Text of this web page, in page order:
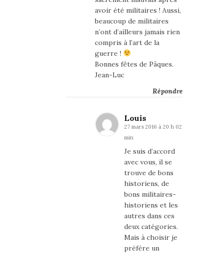
avoir été militaires ! Aussi,
beaucoup de militaires
n’ont d’ailleurs jamais rien
compris à l’art de la
guerre !
Bonnes fêtes de Pâques.
Jean-Luc
Répondre
Louis
27 mars 2016 à 20 h 02
min
Je suis d’accord
avec vous, il se
trouve de bons
historiens, de
bons militaires-
historiens et les
autres dans ces
deux catégories.
Mais à choisir je
préfère un